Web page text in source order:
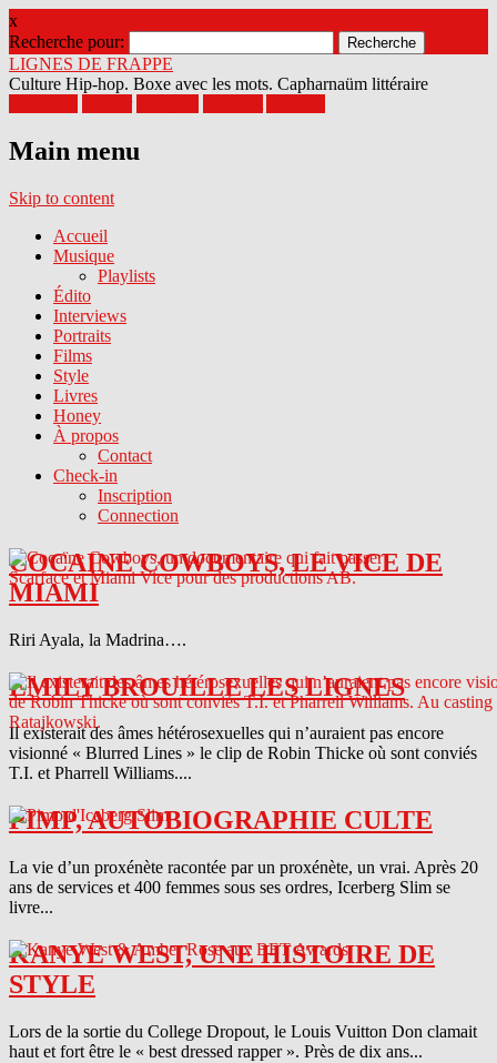
x
Recherche pour:
LIGNES DE FRAPPE
Culture Hip-hop. Boxe avec les mots. Capharnaüm littéraire
Main menu
Skip to content
Accueil
Musique
Playlists
Édito
Interviews
Portraits
Films
Style
Livres
Honey
À propos
Contact
Check-in
Inscription
Connection
COCAINE COWBOYS, LE VICE DE
MIAMI
Riri Ayala, la Madrina….
EMILY BROUILLE LES LIGNES
Il existerait des âmes hétérosexuelles qui n’auraient pas encore
visionné « Blurred Lines » le clip de Robin Thicke où sont conviés
T.I. et Pharrell Williams....
PIMP, AUTOBIOGRAPHIE CULTE
La vie d’un proxénète racontée par un proxénète, un vrai. Après 20
ans de services et 400 femmes sous ses ordres, Icerberg Slim se
livre...
KANYE WEST, UNE HISTOIRE DE
STYLE
Lors de la sortie du College Dropout, le Louis Vuitton Don clamait
haut et fort être le « best dressed rapper ». Près de dix ans...